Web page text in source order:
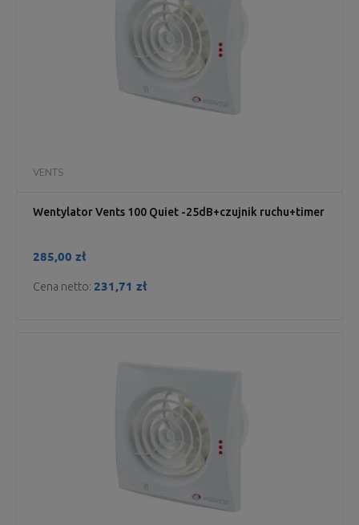
Wentylator Vents 100 Quiet -25dB+czujnik ruchu+timer
VENTS
285,00 zł
Cena netto: 231,71 zł